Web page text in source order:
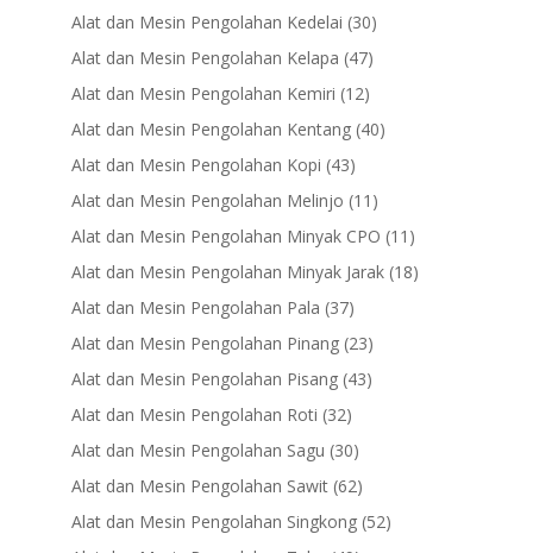
products
Alat dan Mesin Pengolahan Kedelai 3030
products
Alat dan Mesin Pengolahan Kelapa 4747
products
Alat dan Mesin Pengolahan Kemiri 1212
products
Alat dan Mesin Pengolahan Kentang 4040
Alat dan Mesin Pengolahan Kopi 4343
products
Alat dan Mesin Pengolahan Melinjo 11 11
products
Alat dan Mesin Pengolahan Minyak CPO 11 11
products
Alat dan Mesin Pengolahan Minyak Jarak 1818
Alat dan Mesin Pengolahan Pala 3737
products
Alat dan Mesin Pengolahan Pinang 2323
products
Alat dan Mesin Pengolahan Pisang 4343
Alat dan Mesin Pengolahan Roti 3232
products
Alat dan Mesin Pengolahan Sagu 3030
products
Alat dan Mesin Pengolahan Sawit 6262
products
Alat dan Mesin Pengolahan Singkong 5252